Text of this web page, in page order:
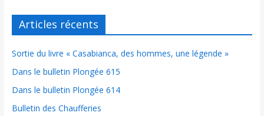
Articles récents
Sortie du livre « Casabianca, des hommes, une légende »
Dans le bulletin Plongée 615
Dans le bulletin Plongée 614
Bulletin des Chaufferies